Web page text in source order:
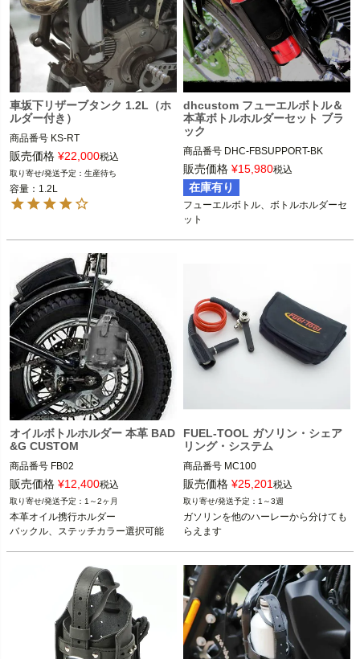
車坂下リザーブタンク 1.2L（ホ
ルダー付き）
商品番号
販売価格 ¥22,000税込
生産待ち
容量：1.2L
dhcustom フューエルボトル＆
本革ボトルホルダーセット ブラ
ック
商品番号 DHC-FBSUPPORT-BK
dhcustom（dhカスタム）
販売価格 ¥15,980税込
在庫有り
フューエルボトル、ボトルホルダーセ
ット
オイルボトルホルダー 本革 BAD
&G CUSTOM
商品番号 FB02
BAD&G CUSTOM（バッド＆Gカスタ
ム）
販売価格 ¥12,400税込
1～2ヶ月
本革オイル携行ホルダー
バックル、ステッチカラー選択可能
FUEL-TOOL ガソリン・シェア
リング・システム
商品番号 MC100
22/11/15旧型番：601797
D型番:3850-0214
FUEL-TOOL(フュエールツール)
販売価格 ¥25,201 税込
1～3週
ガソリンを他のハーレーから分けても
らえます